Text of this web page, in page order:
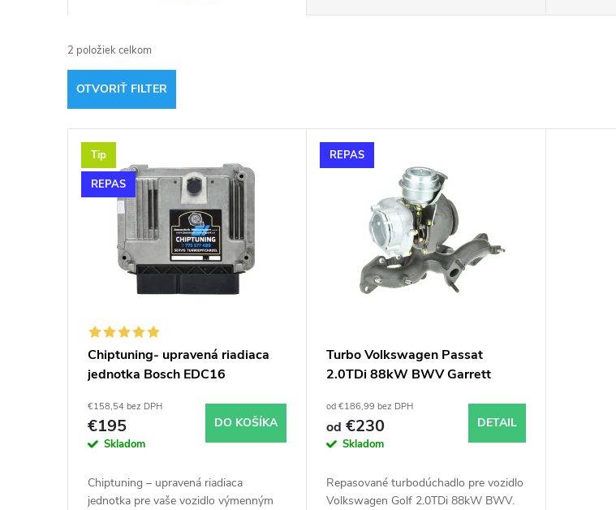
a
d
e
n
2 položiek celkom
OTVORIŤ FILTER
V
ý
Tip
REPAS
Chiptuning- upravená riadiaca
jednotka Bosch EDC16
€158,54 bez DPH
€195
Skladom
DO KOŠÍKA
Chiptuning – upravená riadiaca
jednotka pre vaše vozidlo výmenným
REPAS
Turbo Volkswagen Passat
2.0TDi 88kW BWV Garrett
od €186,99 bez DPH
od €230
Skladom
DETAIL
Repasované turbodúchadlo pre vozidlo
Volkswagen Golf 2.0TDi 88kW BWV.